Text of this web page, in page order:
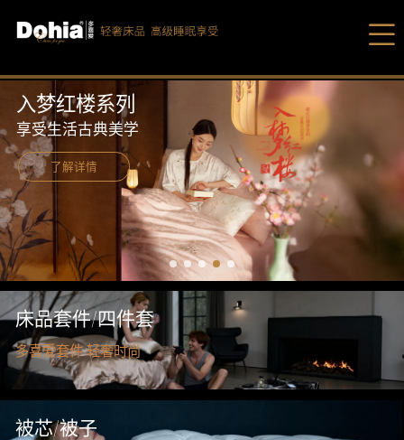
被芯/
枕芯/
多喜
家纺
入梦红楼系列
享受生活古典美学
了解详情
床品套件/四件套
多喜爱套件 轻奢时尚
被芯/被子